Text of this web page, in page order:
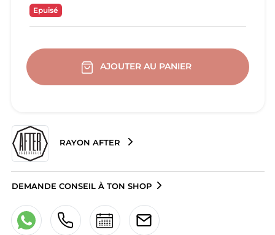
Epuisé
AJOUTER AU PANIER
RAYON AFTER
DEMANDE CONSEIL À TON SHOP